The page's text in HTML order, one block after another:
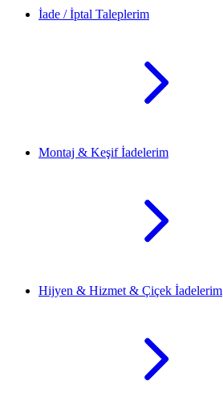
İade / İptal Taleplerim
Montaj & Keşif İadelerim
Hijyen & Hizmet & Çiçek İadelerim